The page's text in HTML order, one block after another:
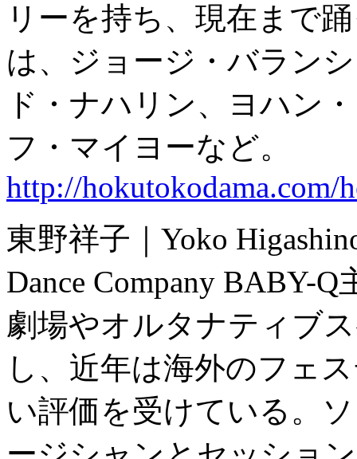
リーを持ち、現在まで
は、ジョージ・バラン
ド・ナハリン、ヨハン
フ・マイヨーなど。
http://hokutokodama.com/
東野祥子｜Yoko
Dance Company BABY-
劇場やオルタナティブ
し、近年は海外のフェ
い評価を受けている。